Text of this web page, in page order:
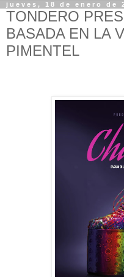
jueves, 18 de enero de
TONDERO
BASADA EN LA
PIMENTEL